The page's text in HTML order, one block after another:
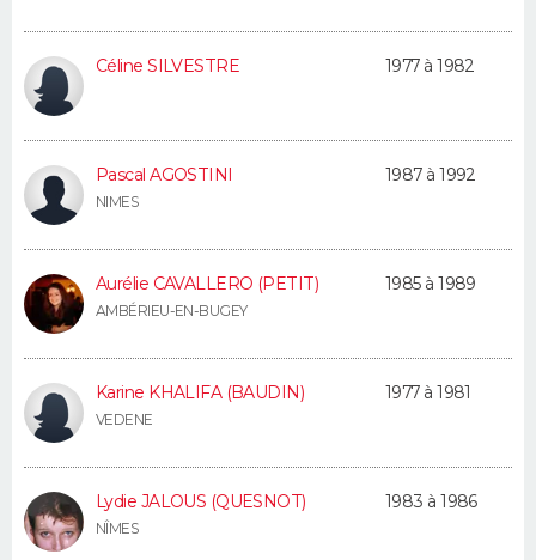
Céline SILVESTRE 1977 à 1982
Pascal AGOSTINI
NIMES
1987 à 1992
Aurélie CAVALLERO (PETIT)
AMBÉRIEU-EN-BUGEY
1985 à 1989
Karine KHALIFA (BAUDIN)
VEDENE
1977 à 1981
Lydie JALOUS (QUESNOT)
NÎMES
1983 à 1986